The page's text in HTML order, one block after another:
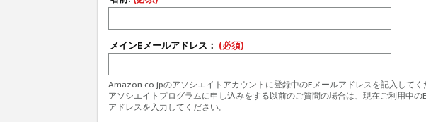
メインEメールアドレス： (必須)
Amazon.co.jpのアソシエイトアカウントに登録中のEメールアドレスを記入してく
アソシエイトプログラムに申し込みをする以前のご質問の場合は、現在ご利用中の
アドレスを入力してください。